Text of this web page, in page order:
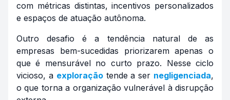
com métricas distintas, incentivos personalizados
e espaços de atuação autônoma.
Outro desafio é a tendência natural de as
empresas bem-sucedidas priorizarem apenas o
que é mensurável no curto prazo. Nesse ciclo
vicioso, a exploraçãotende a ser negligenciada,
o que torna a organização vulnerável à disrupção